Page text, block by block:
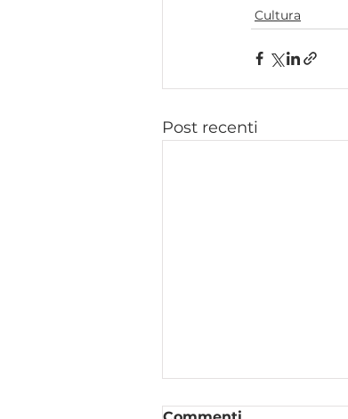
Cultura
Post recenti